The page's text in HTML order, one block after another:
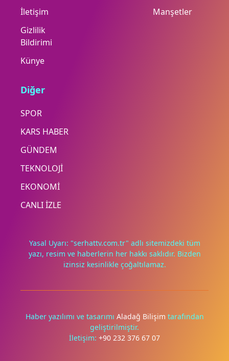
Deneyimini iyileştirmek ve içeriğimizi geliştirmek için çerezler
yalnızca onayınla.
İletişim
Gizlilik
Bildirimi
Künye
Manşetler
Diğer
SPOR
KARS HABER
GÜNDEM
TEKNOLOJİ
EKONOMİ
CANLI İZLE
Yasal Uyarı: "serhattv.com.tr" adlı sitemizdeki tüm
yazı, resim ve haberlerin her hakkı saklıdır. Bizden
izinsiz kesinlikle çoğaltılamaz.
Haber yazılımı ve tasarımı Aladağ Bilişim tarafından
geliştirilmiştir.
İletişim: +90 232 376 67 07